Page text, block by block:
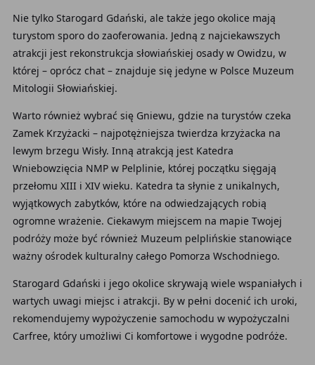
Nie tylko Starogard Gdański, ale także jego okolice mają
turystom sporo do zaoferowania. Jedną z najciekawszych
atrakcji jest rekonstrukcja słowiańskiej osady w Owidzu, w
której – oprócz chat – znajduje się jedyne w Polsce Muzeum
Mitologii Słowiańskiej.
Warto również wybrać się Gniewu, gdzie na turystów czeka
Zamek Krzyżacki – najpotężniejsza twierdza krzyżacka na
lewym brzegu Wisły. Inną atrakcją jest Katedra
Wniebowzięcia NMP w Pelplinie, której początku sięgają
przełomu XIII i XIV wieku. Katedra ta słynie z unikalnych,
wyjątkowych zabytków, które na odwiedzających robią
ogromne wrażenie. Ciekawym miejscem na mapie Twojej
podróży może być również Muzeum pelplińskie stanowiące
ważny ośrodek kulturalny całego Pomorza Wschodniego.
Starogard Gdański i jego okolice skrywają wiele wspaniałych i
wartych uwagi miejsc i atrakcji. By w pełni docenić ich uroki,
rekomendujemy wypożyczenie samochodu w wypożyczalni
Carfree, który umożliwi Ci komfortowe i wygodne podróże.